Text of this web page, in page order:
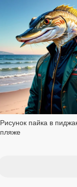
Рисунок пайка в
пляже